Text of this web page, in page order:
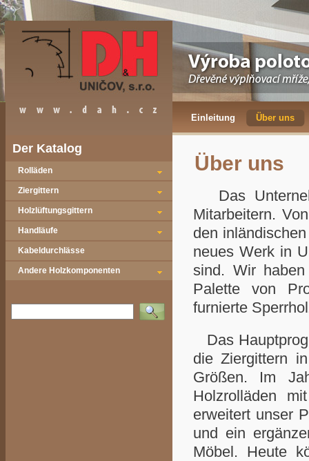
Einleitung Über uns
Der Katalog
Rolläden
Ziergittern
Holzlüftungsgittern
Handläufe
Kabeldurchlässe
Andere Holzkomponenten
Vyhledat
Über uns
Das
Mitarbeitern.
den
neues Werk in
sind. Wir
Palette von
furnierte
Das
die Ziergittern
Größen. Im
Holzrolläden
erweitert unser
und ein
Möbel. Heute